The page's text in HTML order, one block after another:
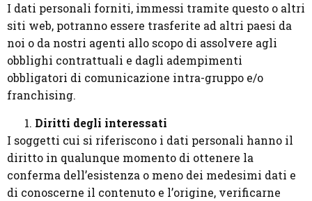
I dati personali forniti, immessi tramite questo o altri
siti web, potranno essere trasferite ad altri paesi da
noi o da nostri agenti allo scopo di assolvere agli
obblighi contrattuali e dagli adempimenti
obbligatori di comunicazione intra-gruppo e/o
franchising.
Diritti degli interessati
I soggetti cui si riferiscono i dati personali hanno il
diritto in qualunque momento di ottenere la
conferma dell’esistenza o meno dei medesimi dati e
di conoscerne il contenuto e l’origine, verificarne